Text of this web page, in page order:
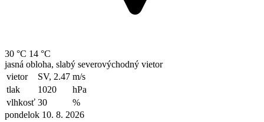
30 °C 14 °C
jasná obloha, slabý severovýchodný vietor
vietor
SV, 2.47 m/s
tlak
1020
hPa
vlhkosť 30
%
pondelok 10. 8. 2026